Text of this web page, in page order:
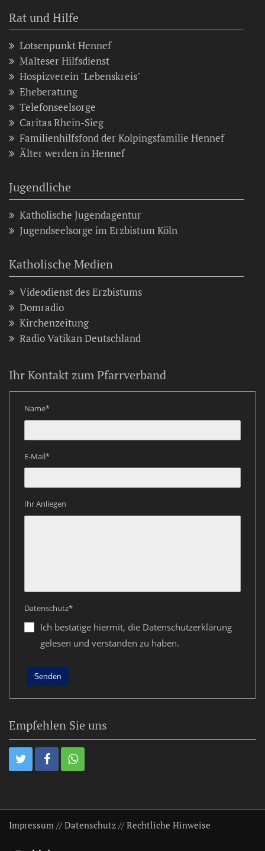
Rat und Hilfe
Lotsenpunkt Hennef
Malteser Hilfsdienst
Hospizverein "Lebenskreis"
Eheberatung
Telefonseelsorge
Caritas Rhein-Sieg
Familienhilfsfond der Kolpingsfamilie Hennef
Älter werden in Hennef
Jugendliche
Katholische Jugendagentur
Jugendseelsorge im Erzbistum Köln
Katholische Medien
Videodienst des Erzbistums
Domradio
Kirchenzeitung
Radio Vatikan Deutschland
Ihr Kontakt zum Pfarrverband
Name*
E-Mail*
Ihr Anliegen
Datenschutz*
Ich bestätige hiermit, die Datenschutzerklärung
gelesen und verstanden zu haben.
Empfehlen Sie uns
Impressum //Datenschutz //Rechtliche Hinweise